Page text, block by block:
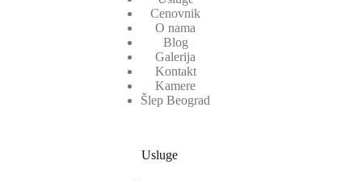
Cenovnik
O nama
Blog
Galerija
Kontakt
Kamere
Šlep Beograd
Usluge